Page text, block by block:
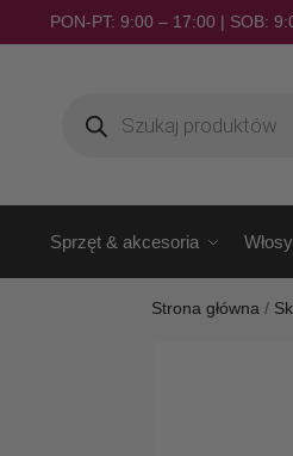
PON-PT: 9:00 – 17:00 | SOB:
Sprzęt & akcesoria Włosy
Strona główna /